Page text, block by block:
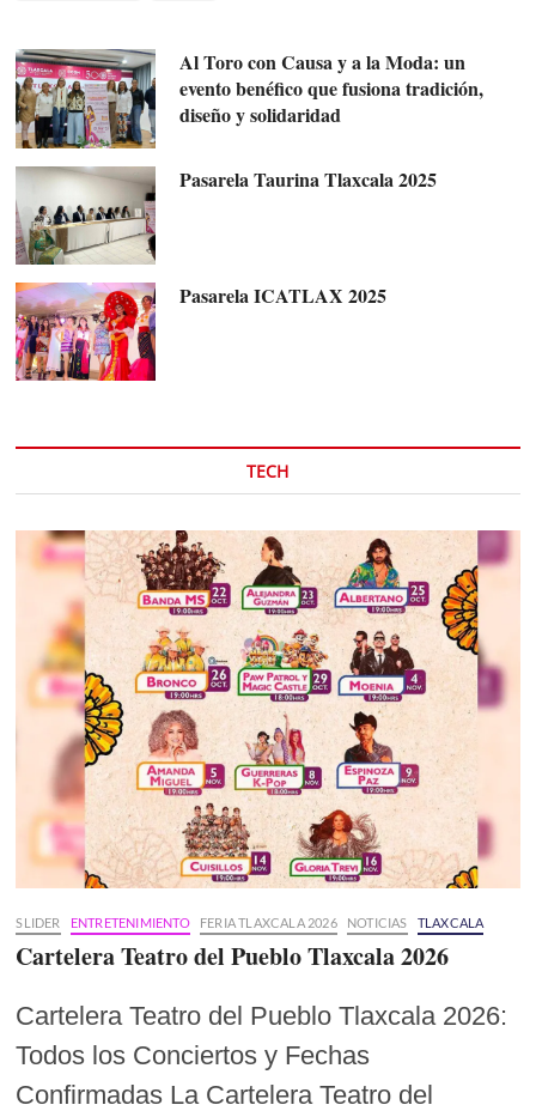
Al Toro con Causa y a la Moda: un
evento benéfico que fusiona tradición,
diseño y solidaridad
Pasarela Taurina Tlaxcala 2025
Pasarela ICATLAX 2025
TECH
SLIDER ENTRETENIMIENTO FERIA TLAXCALA 2026 NOTICIAS TLAXCALA
Cartelera Teatro del Pueblo Tlaxcala 2026
Cartelera Teatro del Pueblo Tlaxcala 2026:
Todos los Conciertos y Fechas
Confirmadas La Cartelera Teatro del